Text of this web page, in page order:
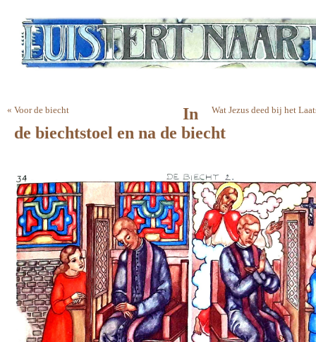
« Voor de biecht Wat Jezus deed bij het
In
de biechtstoel en na de biecht